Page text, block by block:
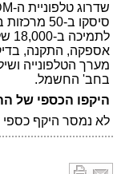
אספקה, התקנה,
מערך הטלפונייה
בחב' החשמל.
היקפו הכספי של
לא נמסר היקף כספי